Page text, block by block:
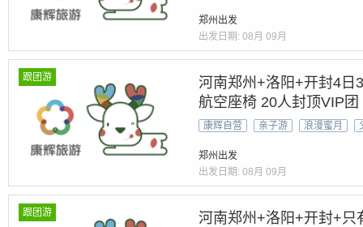
郑州出发
出发日期: 08月 09月
跟团游
河南郑州+洛阳+开封4日
航空座椅 20人封顶VIP
景河南&世遗5A景区&禅
康辉自营 亲子游 浪漫蜜月
郑州出发
出发日期: 08月 09月
跟团游
河南郑州+洛阳+开封+只